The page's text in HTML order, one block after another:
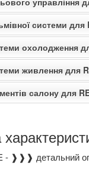
системи для
охолодження
живлення для
салону для
- ❱❱❱ детальний